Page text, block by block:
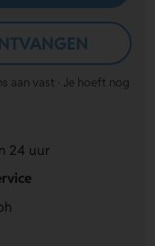
aan vast · Je hoeft nog
24 uur